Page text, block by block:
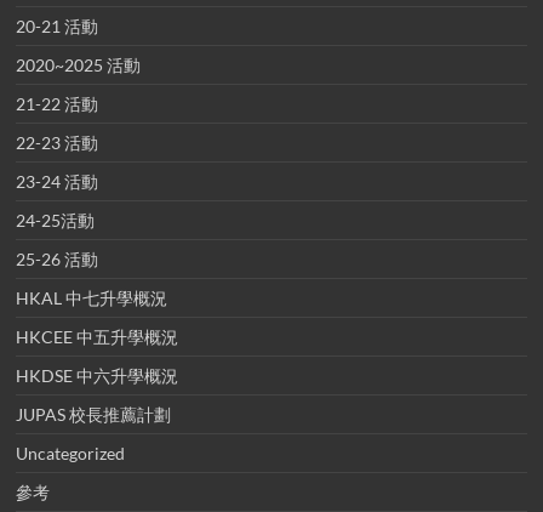
20-21 活動
2020~2025 活動
21-22 活動
22-23 活動
23-24 活動
24-25活動
25-26 活動
HKAL 中七升學概況
HKCEE 中五升學概況
HKDSE 中六升學概況
JUPAS 校長推薦計劃
Uncategorized
參考